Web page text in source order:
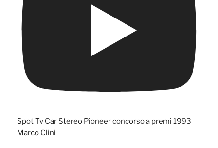
Spot Tv Car Stereo Pioneer concorso a premi 1993
Marco Clini